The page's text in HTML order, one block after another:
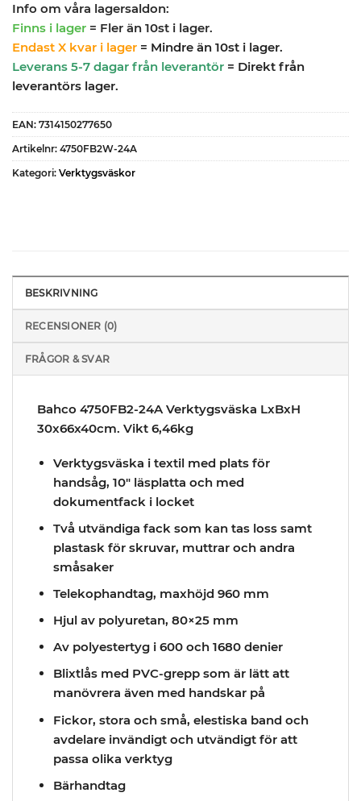
Info om våra lagersaldon:
Finns i lager = Fler än 10st i lager.
Endast X kvar i lager = Mindre än 10st i lager.
Leverans 5-7 dagar från leverantör = Direkt från
leverantörs lager.
EAN: 7314150277650
Artikelnr: 4750FB2W-24A
Kategori: Verktygsväskor
BESKRIVNING
RECENSIONER (0)
FRÅGOR & SVAR
Bahco 4750FB2-24A Verktygsväska LxBxH
30x66x40cm. Vikt 6,46kg
Verktygsväska i textil med plats för
handsåg, 10″ läsplatta och med
dokumentfack i locket
Två utvändiga fack som kan tas loss samt
plastask för skruvar, muttrar och andra
småsaker
Telekophandtag, maxhöjd 960 mm
Hjul av polyuretan, 80×25 mm
Av polyestertyg i 600 och 1680 denier
Blixtlås med PVC-grepp som är lätt att
manövrera även med handskar på
Fickor, stora och små, elestiska band och
avdelare invändigt och utvändigt för att
passa olika verktyg
Bärhandtag